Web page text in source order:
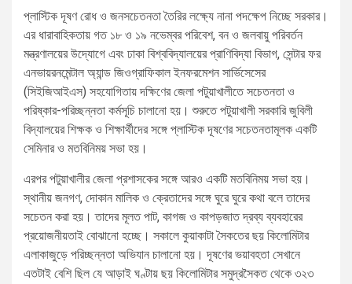
প্লাস্টিক দূষণ রোধ ও জনসচেতনতা তৈরির লক্ষ্যে নানা পদক্ষেপ নিচ্ছে সরকার।
এর ধারাবাহিকতায় গত ১৮ ও ১৯ নভেম্বর পরিবেশ, বন ও জলবায়ু পরিবর্তন
মন্ত্রণালয়ের উদ্যোগে এবং ঢাকা বিশ্ববিদ্যালয়ের প্রাণিবিদ্যা বিভাগ, সেন্টার ফর
এনভায়রনমেন্টাল অ্যান্ড জিওগ্রাফিকাল ইনফরমেশন সার্ভিসেসের
(সিইজিআইএস) সহযোগিতায় দক্ষিণের জেলা পটুয়াখালীতে সচেতনতা ও
পরিষ্কার-পরিচ্ছন্নতা কর্মসূচি চালানো হয়। শুরুতে পটুয়াখালী সরকারি জুবিলী
বিদ্যালয়ের শিক্ষক ও শিক্ষার্থীদের সঙ্গে প্লাস্টিক দূষণের সচেতনতামূলক একটি
সেমিনার ও মতবিনিময় সভা হয়।
এরপর পটুয়াখালীর জেলা প্রশাসকের সঙ্গে আরও একটি মতবিনিময় সভা হয়।
স্থানীয় জনগণ, দোকান মালিক ও ক্রেতাদের সঙ্গে ঘুরে ঘুরে কথা বলে তাদের
সচেতন করা হয়। তাদের মূলত পাট, কাগজ ও কাপড়জাত দ্রব্য ব্যবহারের
প্রয়োজনীয়তাই বোঝানো হচ্ছে। সকালে কুয়াকাটা সৈকতের ছয় কিলোমিটার
এলাকাজুড়ে পরিচ্ছন্নতা অভিযান চালানো হয়। দূষণের ভয়াবহতা সেখানে
এতটাই বেশি ছিল যে আড়াই ঘণ্টায় ছয় কিলোমিটার সমুদ্রসৈকত থেকে ৩২৩